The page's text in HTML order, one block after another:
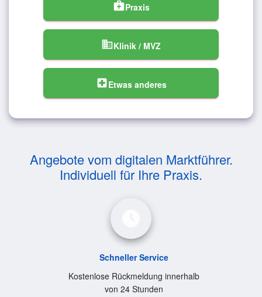
medical_servicesPraxis
domainKlinik / MVZ
local_hospitalEtwas anderes
Angebote vom digitalen Marktführer.
Individuell für Ihre Praxis.
Schneller Service
Kostenlose Rückmeldung innerhalb
von 24 Stunden